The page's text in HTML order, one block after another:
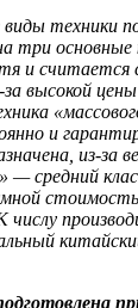
техники
три основные
и
высокой
и
из-за
— средний
числу